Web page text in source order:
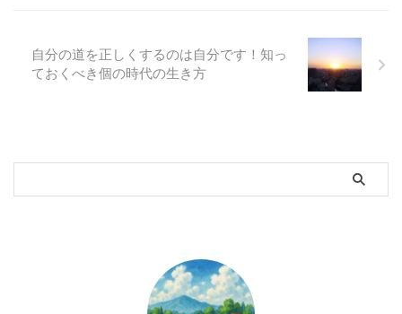
自分の道を正しくするのは自分です！知っ
ておくべき個の時代の生き方